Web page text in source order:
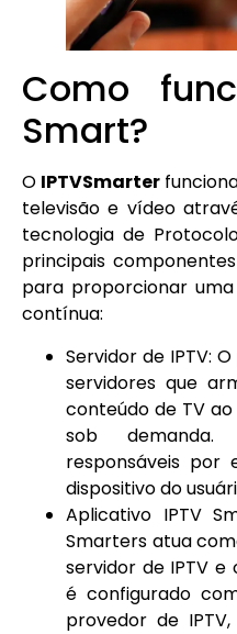
Como
Smart?
O IPTVSmarter
televisão e vídeo
tecnologia de
principais
para proporcionar
contínua:
Servidor de IPTV:
servidores que
conteúdo de TV
sob demanda.
responsáveis por
dispositivo do
Aplicativo IPTV
Smarters atua
servidor de IPTV e
é configurado
provedor de